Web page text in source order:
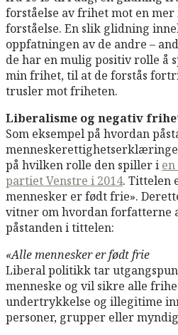
forståelse av frihet mot en
forståelse. En slik glidning
oppfatningen av de andre –
de har en mulig positiv rolle å
min frihet, til at de forstås
trusler mot friheten.
Liberalisme og negativ
Som eksempel på hvordan
på hvilken rolle den spiller i
partiet Venstre i 2014. Tittelen
mennesker er født frie».
vitner om hvordan forfatterne
påstanden i tittelen:
«Alle mennesker er født frie
Liberal politikk tar
menneske og vil sikre alle
undertrykkelse og illegitime
personer, grupper eller